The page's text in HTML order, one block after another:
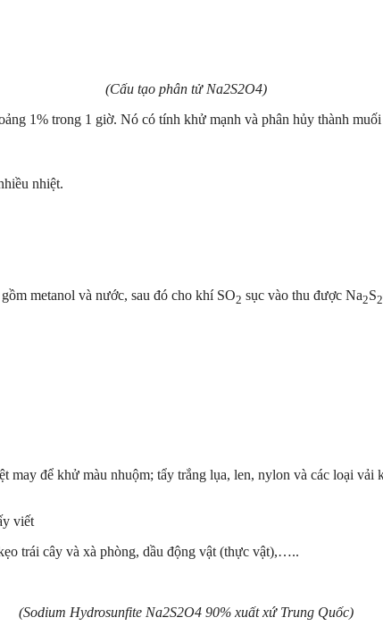
(Cấu tạo phân tử Na2S2O4)
1% trong 1 giờ. Nó có tính khử mạnh và phân hủy thành
nhiệt.
metanol và nước, sau đó cho khí SO2 sục vào thu được Na2S2
may để khử màu nhuộm; tẩy trắng lụa, len, nylon và các loại
viết
trái cây và xà phòng, dầu động vật (thực vật),…..
(Sodium Hydrosunfite Na2S2O4 90% xuất xứ Trung Quốc)